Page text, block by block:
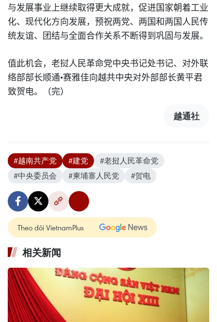
与发展事业上继续取得更大成就，促进国家朝着工业
化、现代化方向发展，预祝两党、两国和两国人民传
统友谊、团结与全面合作关系不断得到巩固与发展。
值此机会，老挝人民革命党中央书记处书记、对外联
络部部长顺通•赛雅佳向越共中央对外部部长黄平君
致贺电。（完）
越通社
#越南共产党 #建党
#老挝人民革命党
#中央委员会
#柬埔寨人民党 #贺电
Theo dõi VietnamPlus
相关新闻